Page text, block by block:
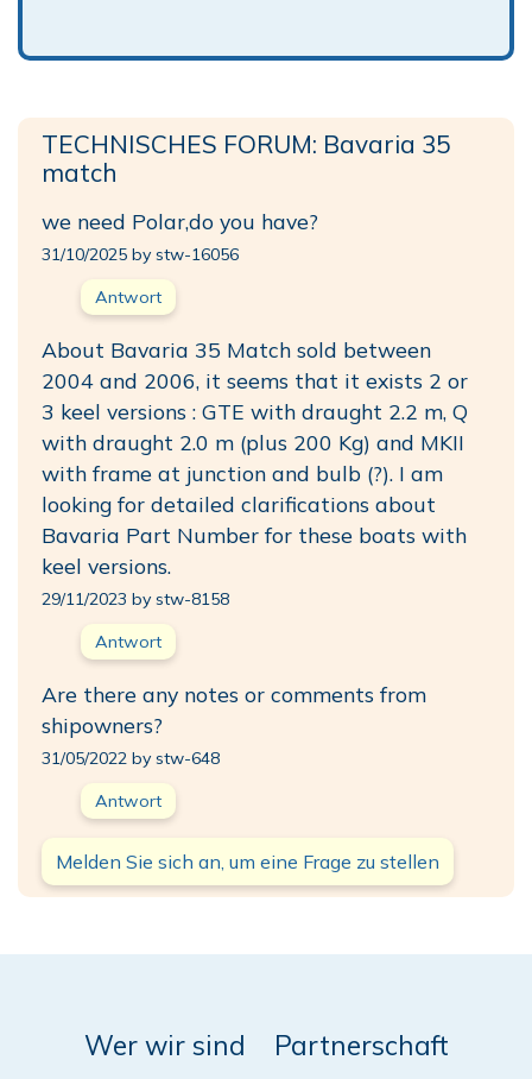
TECHNISCHES FORUM: Bavaria 35
match
we need Polar,do you have?
31/10/2025 by stw-16056
Antwort
About Bavaria 35 Match sold between
2004 and 2006, it seems that it exists 2 or
3 keel versions : GTE with draught 2.2 m, Q
with draught 2.0 m (plus 200 Kg) and MKII
with frame at junction and bulb (?). I am
looking for detailed clarifications about
Bavaria Part Number for these boats with
keel versions.
29/11/2023 by stw-8158
Antwort
Are there any notes or comments from
shipowners?
31/05/2022 by stw-648
Antwort
Melden Sie sich an, um eine Frage zu stellen
Wer wir sind Partnerschaft